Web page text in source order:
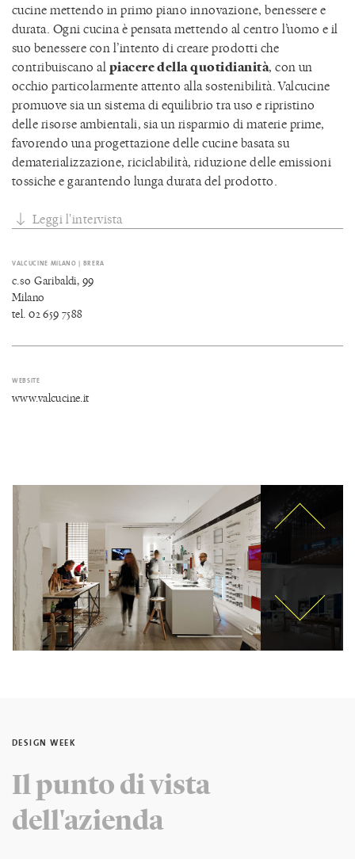
cucine mettendo in primo piano innovazione, benessere e
durata. Ogni cucina è pensata mettendo al centro l’uomo e il
suo benessere con l’intento di creare prodotti che
contribuiscano alpiacere della quotidianità, con un
occhio particolarmente attento alla sostenibilità. Valcucine
promuove sia un sistema di equilibrio tra uso e ripristino
delle risorse ambientali, sia un risparmio di materie prime,
favorendo una progettazione delle cucine basata su
dematerializzazione, riciclabilità, riduzione delle emissioni
tossiche e garantendo lunga durata del prodotto.
Leggi l'intervista
VALCUCINE MILANO | BRERA
c.so Garibaldi, 99
Milano
tel. 02 659 7588
WEBSITE
www.valcucine.it
DESIGN WEEK
Il punto di vista
dell'azienda